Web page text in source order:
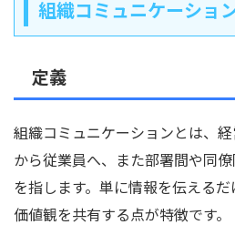
組織コミュニケーショ
定義
組織コミュニケーションとは、
から従業員へ、また部署間や同
を指します。単に情報を伝えるだ
価値観を共有する点が特徴です。